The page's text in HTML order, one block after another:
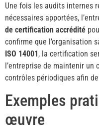
Une fois les audits internes
nécessaires apportées,
de certification accrédité
confirme que l’organisation
ISO 14001, la certification
l’entreprise de maintenir un
contrôles périodiques afin
Exemples
œuvre